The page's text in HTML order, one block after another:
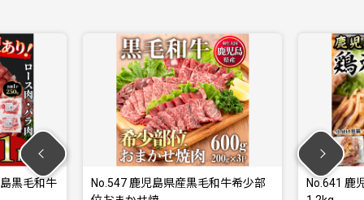
No.547 鹿児島県産黒毛和牛希少部
No.641 鹿児島県産 鶏のお